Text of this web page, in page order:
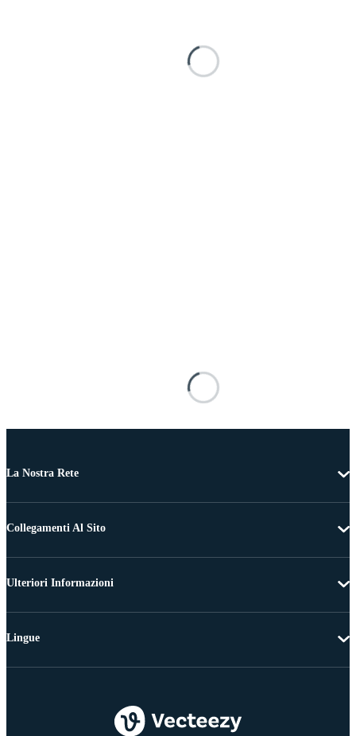
La Nostra Rete
Collegamenti Al Sito
Ulteriori Informazioni
Lingue